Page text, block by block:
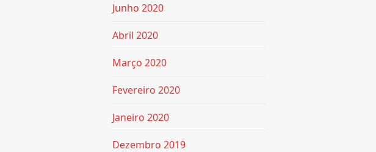
Junho 2020
Abril 2020
Março 2020
Fevereiro 2020
Janeiro 2020
Dezembro 2019